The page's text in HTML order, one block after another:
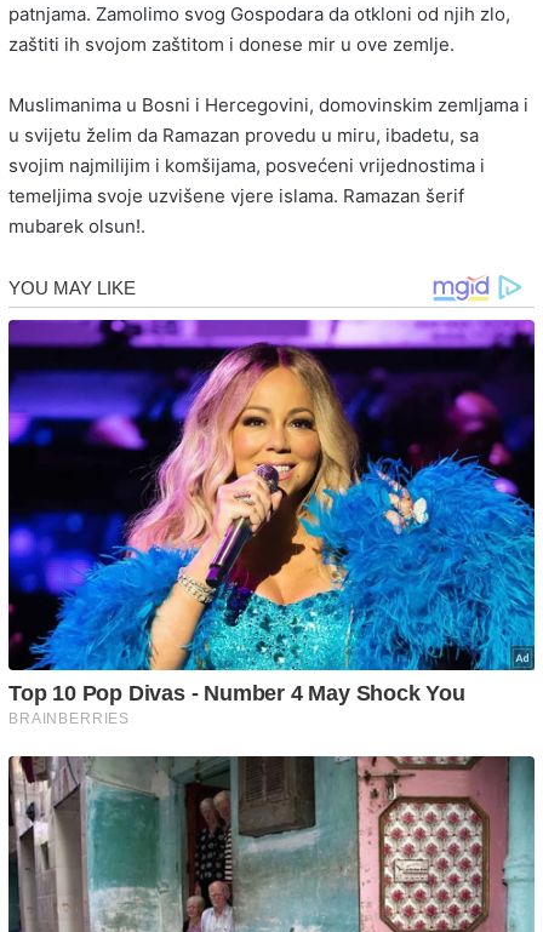
patnjama. Zamolimo svog Gospodara da otkloni od njih zlo,
zaštiti ih svojom zaštitom i donese mir u ove zemlje.
Muslimanima u Bosni i Hercegovini, domovinskim zemljama i
u svijetu želim da Ramazan provedu u miru, ibadetu, sa
svojim najmilijim i komšijama, posvećeni vrijednostima i
temeljima svoje uzvišene vjere islama. Ramazan šerif
mubarek olsun!.